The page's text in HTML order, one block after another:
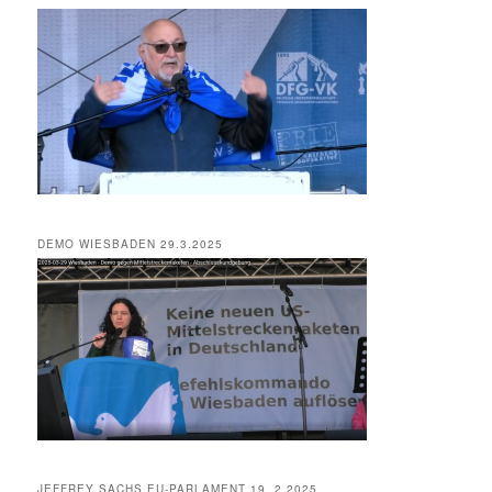
DEMO WIESBADEN 29.3.2025
JEFFREY SACHS EU-PARLAMENT 19. 2 2025